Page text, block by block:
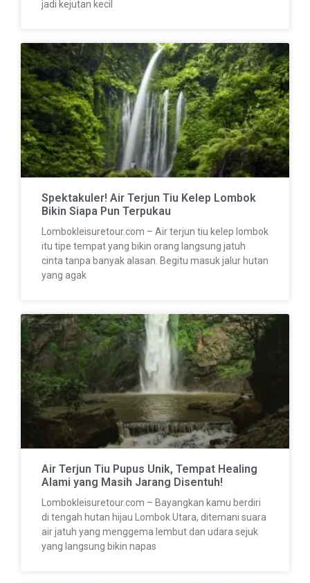
jadi kejutan kecil
Spektakuler! Air Terjun Tiu Kelep Lombok
Bikin Siapa Pun Terpukau
Lombokleisuretour.com – Air terjun tiu kelep lombok
itu tipe tempat yang bikin orang langsung jatuh
cinta tanpa banyak alasan. Begitu masuk jalur hutan
yang agak
Air Terjun Tiu Pupus Unik, Tempat Healing
Alami yang Masih Jarang Disentuh!
Lombokleisuretour.com – Bayangkan kamu berdiri
di tengah hutan hijau Lombok Utara, ditemani suara
air jatuh yang menggema lembut dan udara sejuk
yang langsung bikin napas